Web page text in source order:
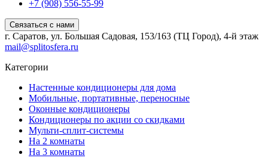
+7 (908) 556-55-99
Связаться с нами
г. Саратов, ул. Большая Садовая, 153/163 (ТЦ Город), 4-й этаж
mail@splitosfera.ru
Категории
Настенные кондиционеры для дома
Мобильные, портативные, переносные
Оконные кондиционеры
Кондиционеры по акции со скидками
Мульти-сплит-системы
На 2 комнаты
На 3 комнаты